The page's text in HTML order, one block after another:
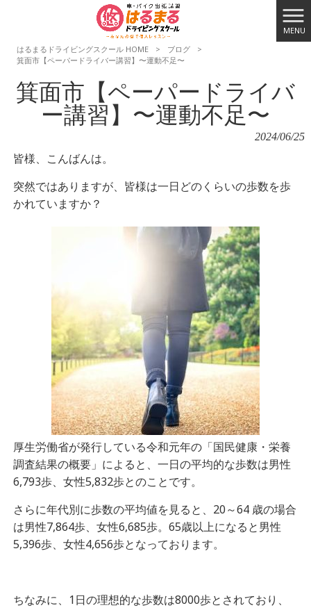
MENU
はるまるドライビングスクール HOME
> ブログ
>
箕面市【ペーパードライバー講習】〜運動不足〜
箕面市【ペーパードライバ
ー講習】〜運動不足〜
2024/06/25
皆様、こんばんは。
突然ではありますが、皆様は一日どのくらいの歩数を歩
かれていますか？
厚生労働省が発行している令和元年の「国民健康・栄養
調査結果の概要」によると、一日の平均的な歩数は男性
6,793歩、女性5,832歩とのことです。
さらに年代別に歩数の平均値を見ると、20～64 歳の場合
は男性7,864歩、女性6,685歩。65歳以上になると男性
5,396歩、女性4,656歩となっております。
ちなみに、1日の理想的な歩数は8000歩とされており、